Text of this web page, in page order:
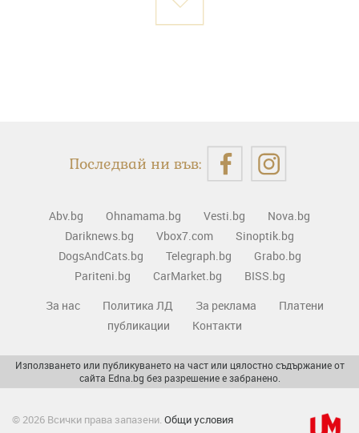
Последвай ни във:
Abv.bg Ohnamama.bg Vesti.bg
Nova.bg
Dariknews.bg
Vbox7.com
Sinoptik.bg
DogsAndCats.bg
Telegraph.bg
Grabo.bg
Pariteni.bg
CarMarket.bg
BISS.bg
За нас
Политика ЛД За реклама
Платени
публикации
Контакти
Използването или публикуването на част или цялостно съдържание от
сайта Edna.bg без разрешение е забранено.
© 2026 Всички права запазени. Общи условия